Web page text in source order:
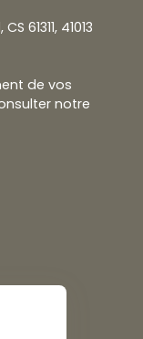
61311, 41013
de vos
notre